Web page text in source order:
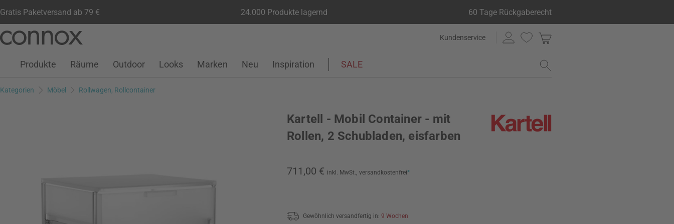
Gratis Paketversand ab 79 € 24.000 Produkte lagernd 60 Tage Rückgaberecht
Seiteninhalt
Suchfeld
Kundenservice
Kundenkonto
Wunschliste
Warenkorb
Produkte Räume Outdoor Looks Marken Neu Inspiration SALE
Kategorien Möbel Rollwagen, Rollcontainer
Kartell - Mobil Container - mit
Rollen, 2 Schubladen, eisfarben
711,00 € inkl. MwSt., versandkostenfrei*
Gewöhnlich versandfertig in: 9 Wochen